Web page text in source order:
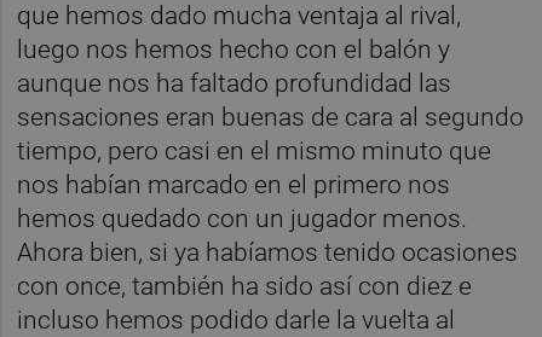
que hemos dado mucha ventaja al rival,
luego nos hemos hecho con el balón y
aunque nos ha faltado profundidad las
sensaciones eran buenas de cara al segundo
tiempo, pero casi en el mismo minuto que
nos habían marcado en el primero nos
hemos quedado con un jugador menos.
Ahora bien, si ya habíamos tenido ocasiones
con once, también ha sido así con diez e
incluso hemos podido darle la vuelta al